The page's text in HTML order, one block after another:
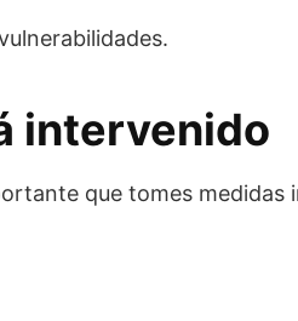
intervenido
que tomes